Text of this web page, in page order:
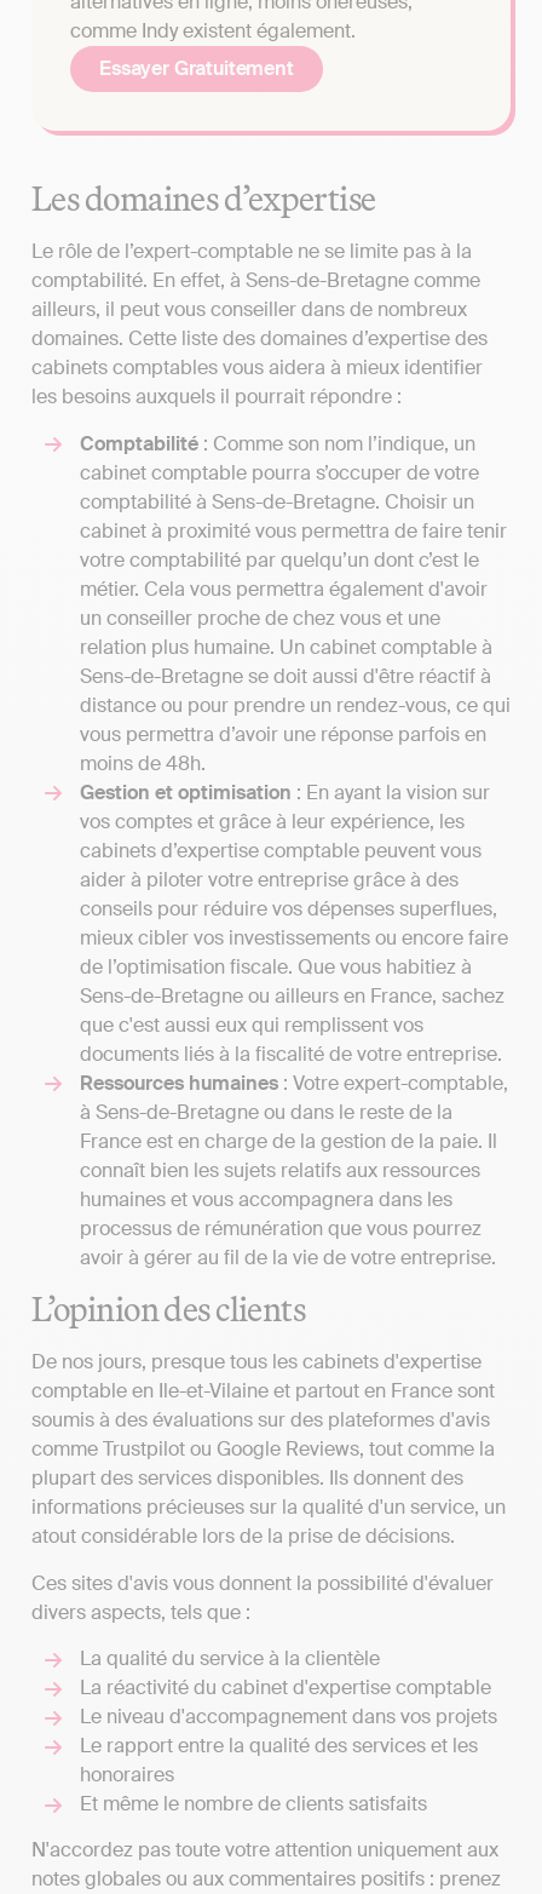
comme Indy existent également.
Essayer Gratuitement
Les domaines d’expertise
Le rôle de l’expert-comptable ne se limite pas à la
comptabilité. En effet, à Sens-de-Bretagne comme
ailleurs, il peut vous conseiller dans de nombreux
domaines. Cette liste des domaines d’expertise des
cabinets comptables vous aidera à mieux identifier
les besoins auxquels il pourrait répondre :
Comptabilité : Comme son nom l’indique, un
cabinet comptable pourra s’occuper de votre
comptabilité à Sens-de-Bretagne. Choisir un
cabinet à proximité vous permettra de faire tenir
votre comptabilité par quelqu’un dont c’est le
métier. Cela vous permettra également d'avoir
un conseiller proche de chez vous et une
relation plus humaine. Un cabinet comptable à
Sens-de-Bretagne se doit aussi d'être réactif à
distance ou pour prendre un rendez-vous, ce qui
vous permettra d’avoir une réponse parfois en
moins de 48h.
Gestion et optimisation : En ayant la vision sur
vos comptes et grâce à leur expérience, les
cabinets d’expertise comptable peuvent vous
aider à piloter votre entreprise grâce à des
conseils pour réduire vos dépenses superflues,
mieux cibler vos investissements ou encore faire
de l’optimisation fiscale. Que vous habitiez à
Sens-de-Bretagne ou ailleurs en France, sachez
que c'est aussi eux qui remplissent vos
documents liés à la fiscalité de votre entreprise.
Ressources humaines : Votre expert-comptable,
à Sens-de-Bretagne ou dans le reste de la
France est en charge de la gestion de la paie. Il
connaît bien les sujets relatifs aux ressources
humaines et vous accompagnera dans les
processus de rémunération que vous pourrez
avoir à gérer au fil de la vie de votre entreprise.
L’opinion des clients
De nos jours, presque tous les cabinets d'expertise
comptable en Ile-et-Vilaine et partout en France sont
soumis à des évaluations sur des plateformes d'avis
comme Trustpilot ou Google Reviews, tout comme la
plupart des services disponibles. Ils donnent des
informations précieuses sur la qualité d'un service, un
atout considérable lors de la prise de décisions.
Ces sites d'avis vous donnent la possibilité d'évaluer
divers aspects, tels que :
La qualité du service à la clientèle
La réactivité du cabinet d'expertise comptable
Le niveau d'accompagnement dans vos projets
Le rapport entre la qualité des services et les
honoraires
Et même le nombre de clients satisfaits
N'accordez pas toute votre attention uniquement aux
notes globales ou aux commentaires positifs : prenez